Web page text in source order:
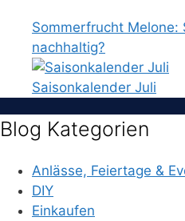
Sommerfrucht Melone:
nachhaltig?
Saisonkalender Juli
Blog Kategorien
Anlässe, Feiertage &
DIY
Einkaufen